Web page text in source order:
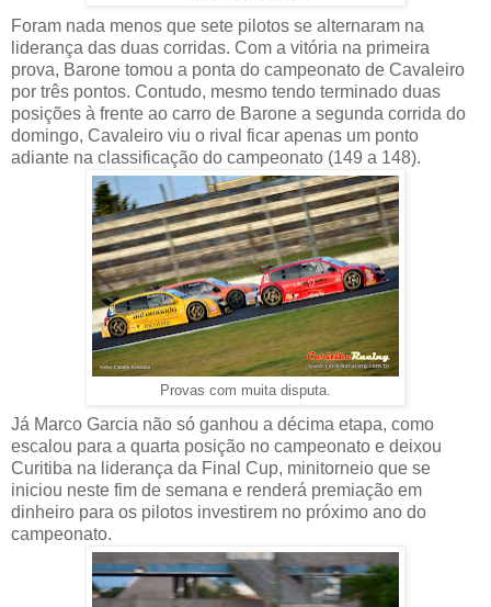
Foram nada menos que sete pilotos se alternaram na
liderança das duas corridas. Com a vitória na primeira
prova, Barone tomou a ponta do campeonato de Cavaleiro
por três pontos. Contudo, mesmo tendo terminado duas
posições à frente ao carro de Barone a segunda corrida do
domingo, Cavaleiro viu o rival ficar apenas um ponto
adiante na classificação do campeonato (149 a 148).
Provas com muita disputa.
Já Marco Garcia não só ganhou a décima etapa, como
escalou para a quarta posição no campeonato e deixou
Curitiba na liderança da Final Cup, minitorneio que se
iniciou neste fim de semana e renderá premiação em
dinheiro para os pilotos investirem no próximo ano do
campeonato.